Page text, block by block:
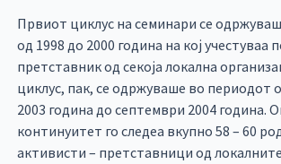
Првиот циклус на семинари се
од 1998 до 2000 година на кој учестуваа
претставник од секоја локална
циклус, пак, се одржуваше во периодот
2003 година до септември 2004 година.
континуитет го следеа вкупно 58 – 60
активисти – претставници од